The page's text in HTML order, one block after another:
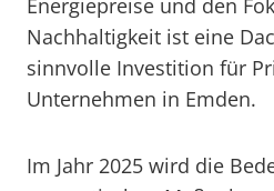
Energiepreise und den
Nachhaltigkeit ist eine
sinnvolle Investition für
Unternehmen in Emden.
Im Jahr 2025 wird die